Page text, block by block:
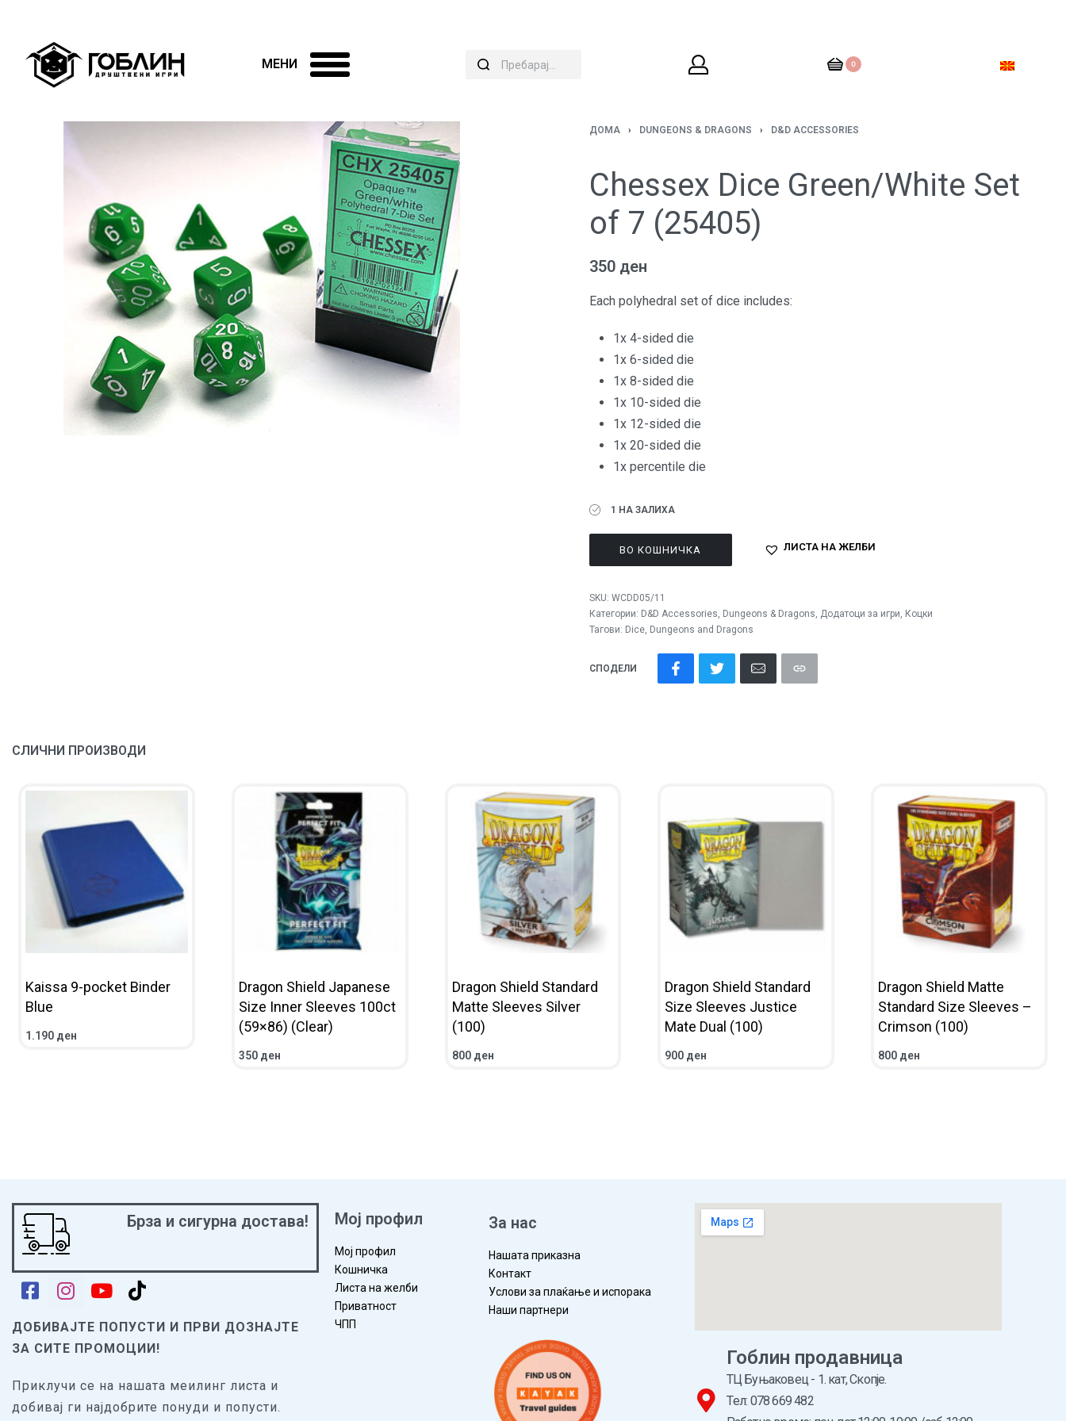
0
ДОМА › DUNGEONS & DRAGONS › D&D ACCESSORIES
Chessex Dice Green/White Set
of 7 (25405)
350 ден
Each polyhedral set of dice includes:
1x 4-sided die
1x 6-sided die
1x 8-sided die
1x 10-sided die
1x 12-sided die
1x 20-sided die
1x percentile die
1 НА ЗАЛИХА
ВО КОШНИЧКА ЛИСТА НА ЖЕЛБИ
SKU: WCDD05/11
Категории: D&D Accessories, Dungeons & Dragons, Додатоци за игри, Коцки
Тагови: Dice, Dungeons and Dragons
СПОДЕЛИ
СЛИЧНИ ПРОИЗВОДИ
Kaissa 9-pocket Binder
Blue
1.190 ден
Dragon Shield Japanese
Size Inner Sleeves 100ct
(59×86) (Clear)
350 ден
Dragon Shield Standard
Matte Sleeves Silver
(100)
800 ден
Dragon Shield Standard
Size Sleeves Justice
Mate Dual (100)
900 ден
Dragon Shield Matte
Standard Size Sleeves –
Crimson (100)
800 ден
Брза и сигурна достава!
ДОБИВАЈТЕ ПОПУСТИ И ПРВИ ДОЗНАЈТЕ
ЗА СИТЕ ПРОМОЦИИ!
Приклучи се на нашата меилинг листа и
добивај ги најдобрите понуди и попусти.
Мој профил
Мој профил
Кошничка
Листа на желби
Приватност
ЧПП
За нас
Нашата приказна
Контакт
Услови за плаќање и испорака
Наши партнери
Гоблин продавница
ТЦ Буњаковец - 1. кат, Скопје.
Tел: 078 669 482